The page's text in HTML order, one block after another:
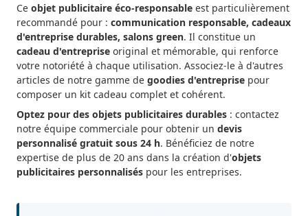
Ce objet publicitaire éco-responsable est particulièrement
recommandé pour : communication responsable, cadeaux
d'entreprise durables, salons green. Il constitue un
cadeau d'entreprise original et mémorable, qui renforce
votre notoriété à chaque utilisation. Associez-le à d'autres
articles de notre gamme de goodies d'entreprise pour
composer un kit cadeau complet et cohérent.
Optez pour des objets publicitaires durables : contactez
notre équipe commerciale pour obtenir un devis
personnalisé gratuit sous 24 h. Bénéficiez de notre
expertise de plus de 20 ans dans la création d'objets
publicitaires personnalisés pour les entreprises.